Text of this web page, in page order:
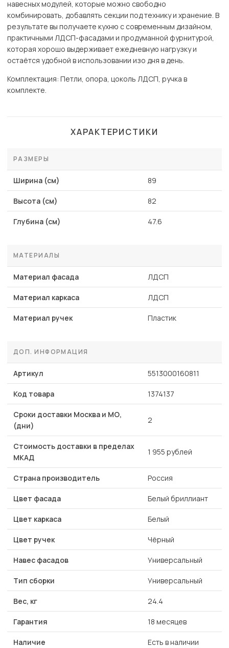
навесных модулей, которые можно свободно
комбинировать, добавлять секции под технику и хранение. В
результате вы получаете кухню с современным дизайном,
практичными ЛДСП-фасадами и продуманной фурнитурой,
которая хорошо выдерживает ежедневную нагрузку и
остаётся удобной в использовании изо дня в день.
Комплектация: Петли, опора, цоколь ЛДСП, ручка в
комплекте.
ХАРАКТЕРИСТИКИ
РАЗМЕРЫ
Ширина (см) 89
Высота (см) 82
Глубина (см) 47.6
МАТЕРИАЛЫ
Материал фасада ЛДСП
Материал каркаса ЛДСП
Материал ручек Пластик
ДОП. ИНФОРМАЦИЯ
Артикул 5513000160811
Код товара 1374137
Сроки доставки Москва и МО,
(дни)
2
Стоимость доставки в пределах
МКАД
1 955 рублей
Страна производитель Россия
Цвет фасада Белый бриллиант
Цвет каркаса Белый
Цвет ручек Чёрный
Навес фасадов Универсальный
Тип сборки Универсальный
Вес, кг 24.4
Гарантия 18 месяцев
Наличие Есть в наличии